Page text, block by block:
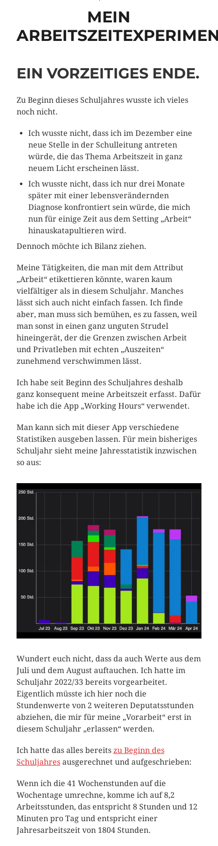
MEIN
EIN VORZEITIGES ENDE.
Zu Beginn dieses Schuljahres wusste ich vieles
noch nicht.
Ich wusste nicht, dass ich im Dezember eine
neue Stelle in der Schulleitung antreten
würde, die das Thema Arbeitszeit in ganz
neuem Licht erscheinen lässt.
Ich wusste nicht, dass ich nur drei Monate
später mit einer lebensverändernden
Diagnose konfrontiert sein würde, die mich
nun für einige Zeit aus dem Setting „Arbeit“
hinauskatapultieren wird.
Dennoch möchte ich Bilanz ziehen.
Meine Tätigkeiten, die man mit dem Attribut
„Arbeit“ etikettieren könnte, waren kaum
vielfältiger als in diesem Schuljahr. Manches
lässt sich auch nicht einfach fassen. Ich finde
aber, man muss sich bemühen, es zu fassen, weil
man sonst in einen ganz unguten Strudel
hineingerät, der die Grenzen zwischen Arbeit
und Privatleben mit echten „Auszeiten“
zunehmend verschwimmen lässt.
Ich habe seit Beginn des Schuljahres deshalb
ganz konsequent meine Arbeitszeit erfasst. Dafür
habe ich die App „Working Hours“ verwendet.
Man kann sich mit dieser App verschiedene
Statistiken ausgeben lassen. Für mein bisheriges
Schuljahr sieht meine Jahresstatistik inzwischen
so aus:
Wundert euch nicht, dass da auch Werte aus dem
Juli und dem August auftauchen. Ich hatte im
Schuljahr 2022/33 bereits vorgearbeitet.
Eigentlich müsste ich hier noch die
Stundenwerte von 2 weiteren Deputatsstunden
abziehen, die mir für meine „Vorarbeit“ erst in
diesem Schuljahr „erlassen“ werden.
Ich hatte das alles bereits zu Beginn des
Schuljahresausgerechnet und aufgeschrieben:
Wenn ich die 41 Wochenstunden auf die
Wochentage umrechne, komme ich auf 8,2
Arbeitsstunden, das entspricht 8 Stunden und 12
Minuten pro Tag und entspricht einer
Jahresarbeitszeit von 1804 Stunden.